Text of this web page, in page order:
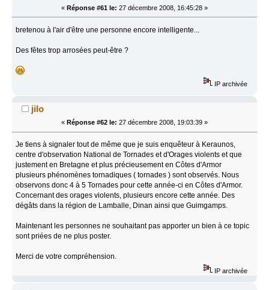
« Réponse #61 le: 27 décembre 2008, 16:45:28 »
bretenou à l'air d'être une personne encore intelligente...
Des fêtes trop arrosées peut-être ?
IP archivée
jilo
« Réponse #62 le: 27 décembre 2008, 19:03:39 »
Je tiens à signaler tout de même que je suis enquêteur à Keraunos,
centre d'observation National de Tornades et d'Orages violents et que
justement en Bretagne et plus précieusement en Côtes d'Armor
plusieurs phénomènes tornadiques ( tornades ) sont observés. Nous
observons donc 4 à 5 Tornades pour cette année-ci en Côtes d'Armor.
Concernant des orages violents, plusieurs encore cette année. Des
dégâts dans la région de Lamballe, Dinan ainsi que Guimgamps.
Maintenant les personnes ne souhaitant pas apporter un bien à ce topic
sont priées de ne plus poster.
Merci de votre compréhension.
IP archivée